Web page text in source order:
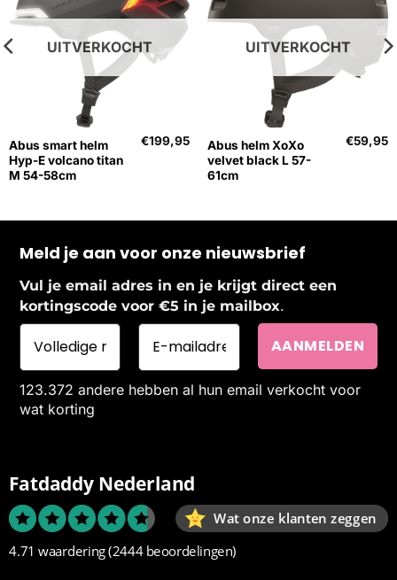
UITVERKOCHT
Abus smart helm
Hyp-E volcano titan
M 54-58cm
€199,95
UITVERKOCHT
Abus helm XoXo
velvet black L 57-
61cm
€59,95
Meld je aan voor onze nieuwsbrief
Vul je email adres in en je krijgt direct een
kortingscode voor €5 in je mailbox.
123.372 andere hebben al hun email verkocht voor
wat korting
Fatdaddy Nederland
Wat onze klanten zeggen
4.71 waardering(2444 beoordelingen)